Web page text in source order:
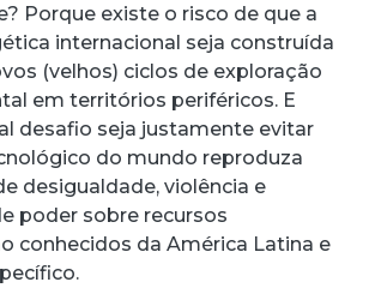
Porque existe o risco de que a
internacional seja construída
(velhos) ciclos de exploração
em territórios periféricos. E
desafio seja justamente evitar
do mundo reproduza
desigualdade, violência e
poder sobre recursos
conhecidos da América Latina e